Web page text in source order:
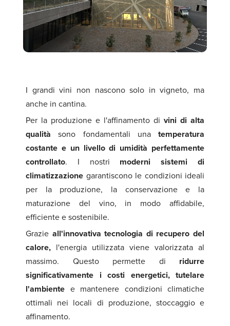
I grandi vini non nascono solo in vigneto, ma
anche in cantina.
Per la produzione e l'affinamento di vini di alta
qualità sono fondamentali una temperatura
costante e un livello di umidità perfettamente
controllato. I nostri moderni sistemi di
climatizzazione garantiscono le condizioni ideali
per la produzione, la conservazione e la
maturazione del vino, in modo affidabile,
efficiente e sostenibile.
Grazie all'innovativa tecnologia di recupero del
calore, l'energia utilizzata viene valorizzata al
massimo. Questo permette di ridurre
significativamente i costi energetici, tutelare
l'ambiente e mantenere condizioni climatiche
ottimali nei locali di produzione, stoccaggio e
affinamento.